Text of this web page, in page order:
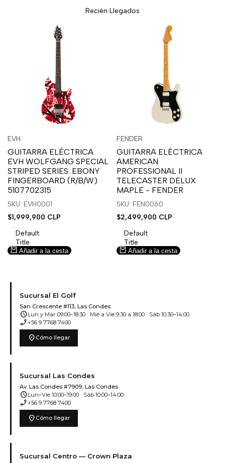
Recién Llegados
sesión
para
usar
la
lista
deseos.
para
usar
Compare
Proveedor:
EVH
GUITARRA ELÉCTRICA
EVH WOLFGANG SPECIAL
STRIPED SERIES: EBONY
FINGERBOARD (R/B/W)
5107702315
SKU: EVH0001
Precio
venta
$1,999,900 CLP
Default
Title
Añadir a la cesta
sesión
para
usar
la
lista
deseos.
sesión
para
usar
Compare
Vista
Proveedor:
FENDER
GUITARRA ELÉCTRICA
AMERICAN
PROFESSIONAL II
TELECASTER DELUX
MAPLE - FENDER
SKU: FEN0060
Precio
venta
$2,499,900 CLP
Default
Title
Añadir a la cesta
Sucursal El Golf
San Crescente #113, Las Condes
scheduleLun y Mar 09:00–18:30 · Mié a Vie 9:30 a 18:00 · Sáb 10:30–14:00
phone_enabled +56 9 7768 7400
location_on Cómo llegar
Sucursal Las Condes
Av. Las Condes #7909, Las Condes
scheduleLun–Vie 10:00–19:00 · Sáb 10:00–14:00
phone_enabled +56 9 7768 7400
location_on Cómo llegar
Sucursal Centro — Crown Plaza